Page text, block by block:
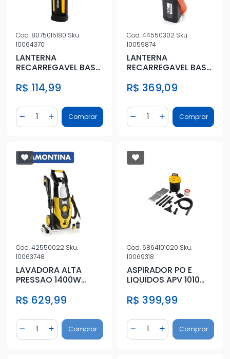
Cod. 8075015180 Sku.
10064370
LANTERNA
RECARREGAVEL BASE
R$ 114,99
Diminuir Quantidade
Quantidade
Adicionar Quantidade
Comprar
Cod.44550302 Sku.
10059874
LANTERNA
RECARREGAVEL BASE
R$ 369,09
Diminuir Quantidade
Quantidade
AdicionarComprar
Cod.42550022 Sku.
10063748
LAVADORA ALTA
PRESSAO 1400W
R$ 629,99
Diminuir Quantidade
Quantidade
Adicionar Quantidade
Comprar
Cod. 6864101020 Sku.
10069318
ASPIRADOR PO E
LIQUIDOS APV 1010
R$ 399,99
Diminuir Quantidade
Quantidade
AdicionarComprar